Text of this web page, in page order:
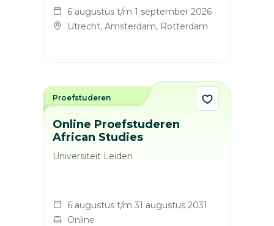
6 augustus t/m 1 september 2026
Utrecht, Amsterdam, Rotterdam
Online Proefstuderen
African Studies
Universiteit Leiden
6 augustus t/m 31 augustus 2031
Online
Proefstuderen